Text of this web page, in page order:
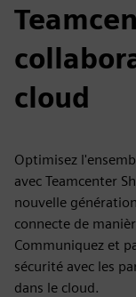
cloud
Optimisez
avec Teamcenter
nouvelle
connecte de
Communiquez et
sécurité avec les
dans le cloud.